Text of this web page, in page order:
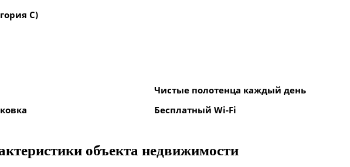
C)
Чистые полотенца каждый день
Бесплатный Wi-Fi
объекта недвижимости